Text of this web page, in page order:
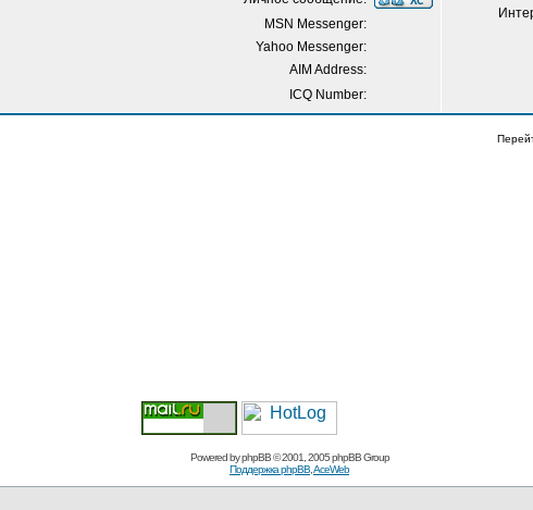
MSN Messenger:
Yahoo Messenger:
AIM Address:
ICQ Number:
Powered byphpBB© 2001, 2005 phpBB Group
Поддержка phpBB AceWeb